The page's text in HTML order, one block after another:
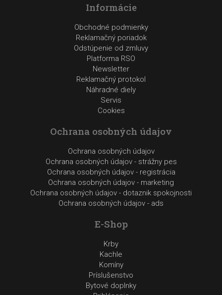
Informácie
Obchodné podmienky
Reklamačný poriadok
Odstúpenie od zmluvy
Platforma RSO
Newsletter
Reklamačný protokol
Náhradné diely
Servis
Cookies
Ochrana osobných údajov
Ochrana osobných údajov
Ochrana osobných údajov - strážny pes
Ochrana osobných údajov - registrácia
Ochrana osobných údajov - marketing
Ochrana osobných údajov - dotaznik spokojnosti
Ochrana osobných údajov - ads
E-Shop
Krby
Kachle
Komíny
Príslušenstvo
Bytové doplnky